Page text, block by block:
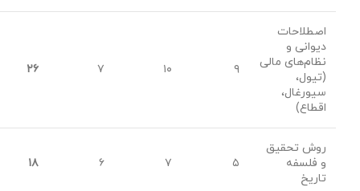
اصطلاحات
دیوانی و
نظام‌های مالی
(تیول،
سیورغال،
اقطاع)
۹ ۱۰ ۷ ۲۶
روش تحقیق
و فلسفه
تاریخ
۵ ۷ ۶ ۱۸